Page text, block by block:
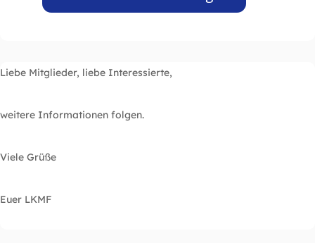
Liebe Mitglieder, liebe Interessierte,
weitere Informationen folgen.
Viele Grüße
Euer LKMF